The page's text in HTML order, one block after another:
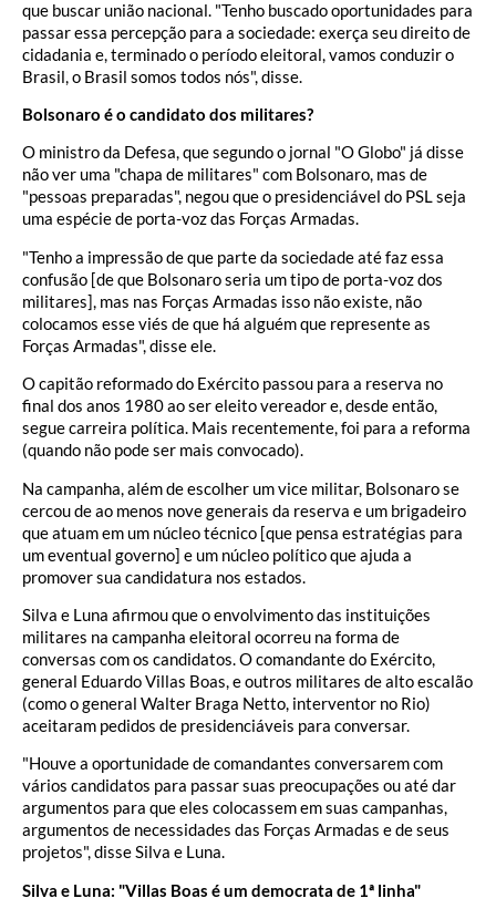
que buscar união nacional. "Tenho buscado oportunidades para
passar essa percepção para a sociedade: exerça seu direito de
cidadania e, terminado o período eleitoral, vamos conduzir o
Brasil, o Brasil somos todos nós", disse.
Bolsonaro é o candidato dos militares?
O ministro da Defesa, que segundo o jornal "O Globo" já disse
não ver uma "chapa de militares" com Bolsonaro, mas de
"pessoas preparadas", negou que o presidenciável do PSL seja
uma espécie de porta-voz das Forças Armadas.
"Tenho a impressão de que parte da sociedade até faz essa
confusão [de que Bolsonaro seria um tipo de porta-voz dos
militares], mas nas Forças Armadas isso não existe, não
colocamos esse viés de que há alguém que represente as
Forças Armadas", disse ele.
O capitão reformado do Exército passou para a reserva no
final dos anos 1980 ao ser eleito vereador e, desde então,
segue carreira política. Mais recentemente, foi para a reforma
(quando não pode ser mais convocado).
Na campanha, além de escolher um vice militar, Bolsonaro se
cercou de ao menos nove generais da reserva e um brigadeiro
que atuam em um núcleo técnico [que pensa estratégias para
um eventual governo] e um núcleo político que ajuda a
promover sua candidatura nos estados.
Silva e Luna afirmou que o envolvimento das instituições
militares na campanha eleitoral ocorreu na forma de
conversas com os candidatos. O comandante do Exército,
general Eduardo Villas Boas, e outros militares de alto escalão
(como o general Walter Braga Netto, interventor no Rio)
aceitaram pedidos de presidenciáveis para conversar.
"Houve a oportunidade de comandantes conversarem com
vários candidatos para passar suas preocupações ou até dar
argumentos para que eles colocassem em suas campanhas,
argumentos de necessidades das Forças Armadas e de seus
projetos", disse Silva e Luna.
Silva e Luna: "Villas Boas é um democrata de 1ª linha"